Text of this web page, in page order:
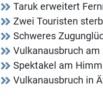
Taruk erweitert
Zwei Touristen
Schweres
Vulkanausbruch
Spektakel am
Vulkanausbruch in